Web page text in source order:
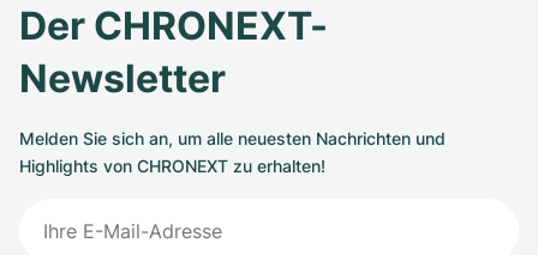
Der CHRONEXT-
Newsletter
Melden Sie sich an, um alle neuesten Nachrichten und
Highlights von CHRONEXT zu erhalten!